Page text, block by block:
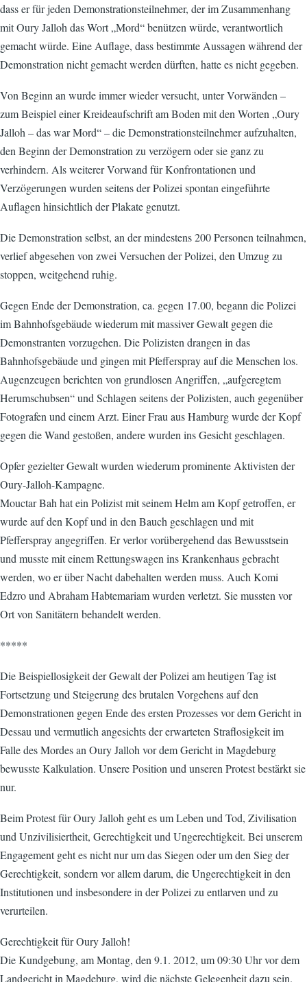
dass er für jeden Demonstrationsteilnehmer, der im Zusammenhang
mit Oury Jalloh das Wort „Mord“ benützen würde, verantwortlich
gemacht würde. Eine Auflage, dass bestimmte Aussagen während der
Demonstration nicht gemacht werden dürften, hatte es nicht gegeben.
Von Beginn an wurde immer wieder versucht, unter Vorwänden –
zum Beispiel einer Kreideaufschrift am Boden mit den Worten „Oury
Jalloh – das war Mord“ – die Demonstrationsteilnehmer aufzuhalten,
den Beginn der Demonstration zu verzögern oder sie ganz zu
verhindern. Als weiterer Vorwand für Konfrontationen und
Verzögerungen wurden seitens der Polizei spontan eingeführte
Auflagen hinsichtlich der Plakate genutzt.
Die Demonstration selbst, an der mindestens 200 Personen teilnahmen,
verlief abgesehen von zwei Versuchen der Polizei, den Umzug zu
stoppen, weitgehend ruhig.
Gegen Ende der Demonstration, ca. gegen 17.00, begann die Polizei
im Bahnhofsgebäude wiederum mit massiver Gewalt gegen die
Demonstranten vorzugehen. Die Polizisten drangen in das
Bahnhofsgebäude und gingen mit Pfefferspray auf die Menschen los.
Augenzeugen berichten von grundlosen Angriffen, „aufgeregtem
Herumschubsen“ und Schlagen seitens der Polizisten, auch gegenüber
Fotografen und einem Arzt. Einer Frau aus Hamburg wurde der Kopf
gegen die Wand gestoßen, andere wurden ins Gesicht geschlagen.
Opfer gezielter Gewalt wurden wiederum prominente Aktivisten der
Oury-Jalloh-Kampagne.
Mouctar Bah hat ein Polizist mit seinem Helm am Kopf getroffen, er
wurde auf den Kopf und in den Bauch geschlagen und mit
Pfefferspray angegriffen. Er verlor vorübergehend das Bewusstsein
und musste mit einem Rettungswagen ins Krankenhaus gebracht
werden, wo er über Nacht dabehalten werden muss. Auch Komi
Edzro und Abraham Habtemariam wurden verletzt. Sie mussten vor
Ort von Sanitätern behandelt werden.
*****
Die Beispiellosigkeit der Gewalt der Polizei am heutigen Tag ist
Fortsetzung und Steigerung des brutalen Vorgehens auf den
Demonstrationen gegen Ende des ersten Prozesses vor dem Gericht in
Dessau und vermutlich angesichts der erwarteten Straflosigkeit im
Falle des Mordes an Oury Jalloh vor dem Gericht in Magdeburg
bewusste Kalkulation. Unsere Position und unseren Protest bestärkt sie
nur.
Beim Protest für Oury Jalloh geht es um Leben und Tod, Zivilisation
und Unzivilisiertheit, Gerechtigkeit und Ungerechtigkeit. Bei unserem
Engagement geht es nicht nur um das Siegen oder um den Sieg der
Gerechtigkeit, sondern vor allem darum, die Ungerechtigkeit in den
Institutionen und insbesondere in der Polizei zu entlarven und zu
verurteilen.
Gerechtigkeit für Oury Jalloh!
Die Kundgebung, am Montag, den 9.1. 2012, um 09:30 Uhr vor dem
Landgericht in Magdeburg, wird die nächste Gelegenheit dazu sein.